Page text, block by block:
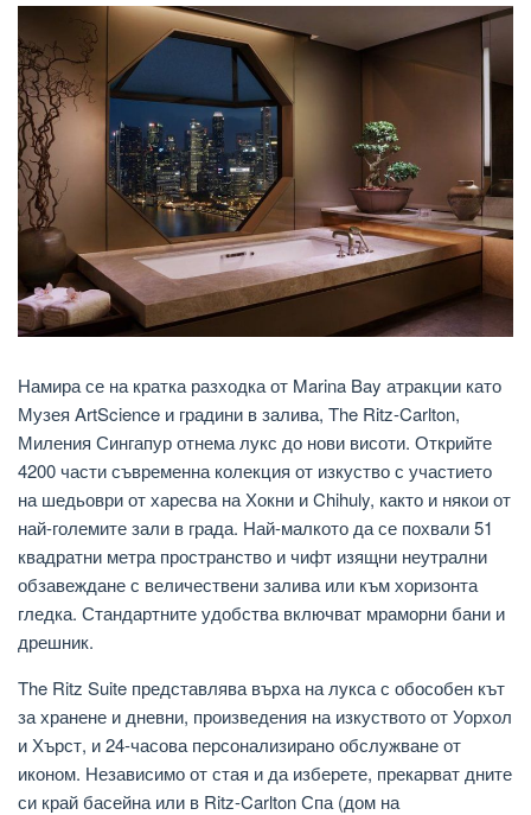
Намира се на кратка разходка от Marina Bay атракции като
Музея ArtScience и градини в залива, The Ritz-Carlton,
Миления Сингапур отнема лукс до нови висоти. Открийте
4200 части съвременна колекция от изкуство с участието
на шедьоври от харесва на Хокни и Chihuly, както и някои от
най-големите зали в града. Най-малкото да се похвали 51
квадратни метра пространство и чифт изящни неутрални
обзавеждане с величествени залива или към хоризонта
гледка. Стандартните удобства включват мраморни бани и
дрешник.
The Ritz Suite представлява върха на лукса с обособен кът
за хранене и дневни, произведения на изкуството от Уорхол
и Хърст, и 24-часова персонализирано обслужване от
иконом. Независимо от стая и да изберете, прекарват дните
си край басейна или в Ritz-Carlton Спа (дом на